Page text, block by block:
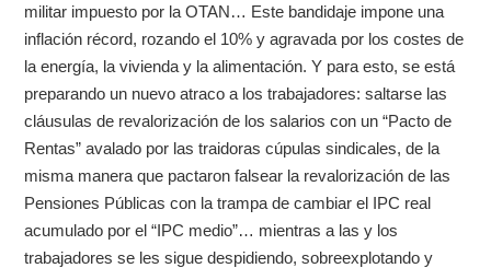
militar impuesto por la OTAN… Este bandidaje impone una
inflación récord, rozando el 10% y agravada por los costes de
la energía, la vivienda y la alimentación. Y para esto, se está
preparando un nuevo atraco a los trabajadores: saltarse las
cláusulas de revalorización de los salarios con un “Pacto de
Rentas” avalado por las traidoras cúpulas sindicales, de la
misma manera que pactaron falsear la revalorización de las
Pensiones Públicas con la trampa de cambiar el IPC real
acumulado por el “IPC medio”… mientras a las y los
trabajadores se les sigue despidiendo, sobreexplotando y